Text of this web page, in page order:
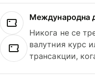
Международна
Никога не се
валутния курс
трансакции,